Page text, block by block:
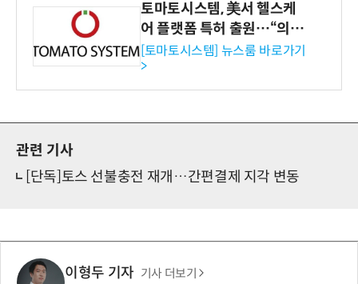
토마토시스템, 美서 헬스케
어 플랫폼 특허 출원…“의료
기관·보험사 공략”
[토마토시스템] 뉴스룸 바로가기
>
관련 기사
[단독]토스 선불충전 재개…간편결제 지각 변동
이형두 기자 기사 더보기